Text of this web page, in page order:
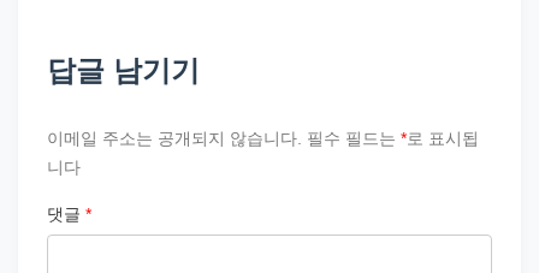
답글 남기기
이메일 주소는 공개되지 않습니다. 필수 필드는 *로 표시됩
니다
댓글 *